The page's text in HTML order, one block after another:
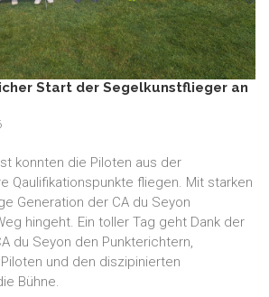
Start der Segelkunstflieger an
konnten die Piloten aus der
Qaulifikationspunkte fliegen. Mit starken
Generation der CA du Seyon
hingeht. Ein toller Tag geht Dank der
du Seyon den Punkterichtern,
und den diszipinierten
Bühne.